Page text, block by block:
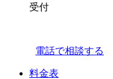
受付
電話で相談する
料金表